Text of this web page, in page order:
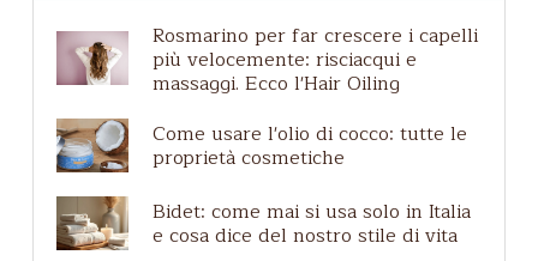
Guida agli ingredienti
Caduta dei capelli
Zero waste
Etichette e certificazioni
Cuoio capelluto irritato
Pelle matura
Shampoo per cani
Rosmarino per far crescere i capelli
più velocemente: risciacqui e
massaggi. Ecco l'Hair Oiling
Come usare l'olio di cocco: tutte le
proprietà cosmetiche
Bidet: come mai si usa solo in Italia
e cosa dice del nostro stile di vita